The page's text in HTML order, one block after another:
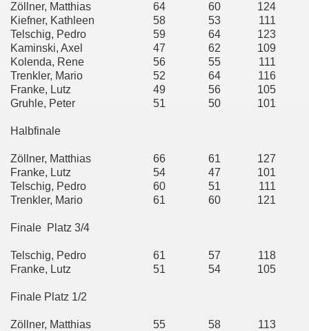
Zöllner, Matthias 64 60
124
Kiefner, Kathleen
58 53
111
Telschig, Pedro
59 64
123
Kaminski, Axel
47 62
109
Kolenda, Rene
56 55
111
Trenkler, Mario
52 64
116
Franke, Lutz
49 56
105
Gruhle, Peter
51 50 101
Halbfinale
Zöllner, Matthias 66 61
127
Franke, Lutz
54 47
101
Telschig, Pedro
60 51
111
Trenkler, Mario
61 60 121
Finale Platz 3/4
Telschig, Pedro 61 57
118
Franke, Lutz
51 54 105
Finale Platz 1/2
Zöllner, Matthias 55 58
113